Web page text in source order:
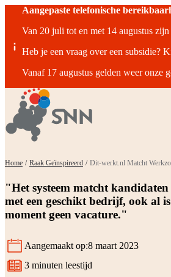
Aangepaste telefonische
Van 20 juli tot en met 14 augustus
Heb je een vraag over een subsidie?
Vanaf 17 augustus gelden weer onze
Home / Raak Geïnspireerd / Dit-werkt.nl Matcht
"Het systeem matcht
met een geschikt bedrijf, ook al
moment geen vacature."
Aangemaakt op:8 maart 2023
Leestijd:
3 minuten leestijd